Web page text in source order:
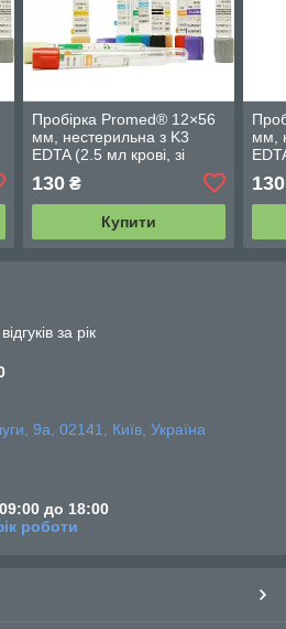
Пробірка Promed® 12×56
мм, нестерильна з K3
EDTA (2.5 мл крові, зі
світло-зеленою кришкою),
50 шт.
130₴
Купити
мм,
130
за рік
9а, 02141, Київ, Україна
до 18:00
роботи